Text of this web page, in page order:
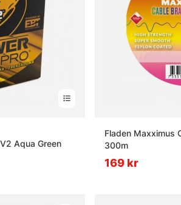
Aqua Green
Fladen Maxximus
300m
169 kr